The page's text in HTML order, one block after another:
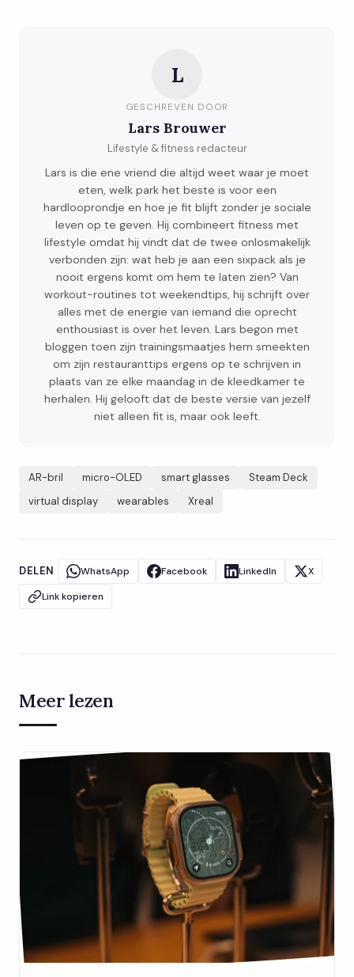
L
GESCHREVEN DOOR
Lars Brouwer
Lifestyle & fitness redacteur
Lars is die ene vriend die altijd weet waar je moet
eten, welk park het beste is voor een
hardlooprondje en hoe je fit blijft zonder je sociale
leven op te geven. Hij combineert fitness met
lifestyle omdat hij vindt dat de twee onlosmakelijk
verbonden zijn: wat heb je aan een sixpack als je
nooit ergens komt om hem te laten zien? Van
workout-routines tot weekendtips, hij schrijft over
alles met de energie van iemand die oprecht
enthousiast is over het leven. Lars begon met
bloggen toen zijn trainingsmaatjes hem smeekten
om zijn restauranttips ergens op te schrijven in
plaats van ze elke maandag in de kleedkamer te
herhalen. Hij gelooft dat de beste versie van jezelf
niet alleen fit is, maar ook leeft.
AR-bril micro-OLED smart glasses
Steam Deck
virtual display
wearables Xreal
DELEN WhatsApp Facebook LinkedIn
X
Link kopieren
Meer lezen